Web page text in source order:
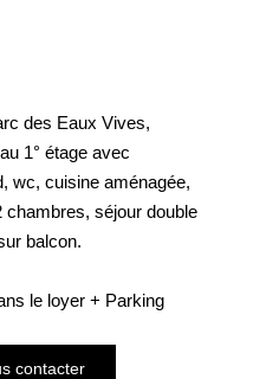
des Eaux Vives,
1° étage avec
wc, cuisine aménagée,
séjour double
balcon.
le loyer + Parking
contacter